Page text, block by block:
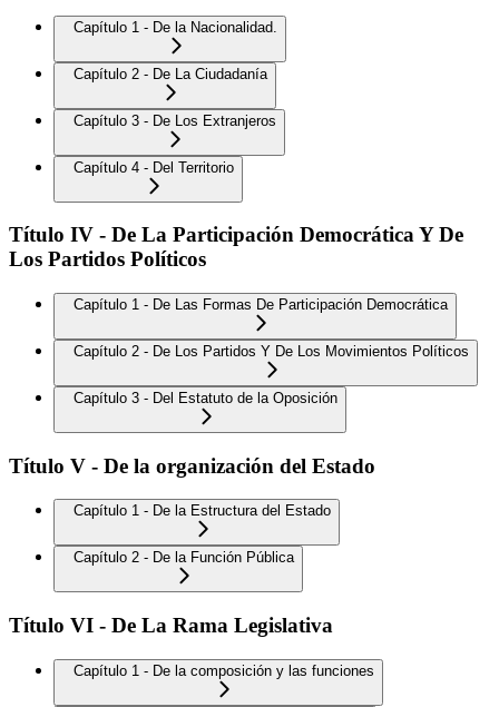
Capítulo 1 - De la Nacionalidad.
Capítulo 2 - De La Ciudadanía
Capítulo 3 - De Los Extranjeros
Capítulo 4 - Del Territorio
Título IV - De La Participación Democrática Y De
Los Partidos Políticos
Capítulo 1 - De Las Formas De Participación Democrática
Capítulo 2 - De Los Partidos Y De Los Movimientos Políticos
Capítulo 3 - Del Estatuto de la Oposición
Título V - De la organización del Estado
Capítulo 1 - De la Estructura del Estado
Capítulo 2 - De la Función Pública
Título VI - De La Rama Legislativa
Capítulo 1 - De la composición y las funciones